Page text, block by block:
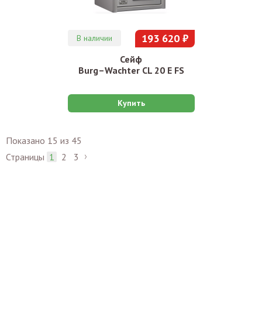
В наличии 193 620 ₽
Сейф
Burg–Wachter CL 20 E FS
Купить
Показано 15 из 45
Страницы 1 2 3